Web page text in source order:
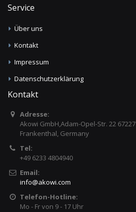
Service
Über uns
Kontakt
Impressum
Datenschutzerklärung
Kontakt
Adresse:
Akowi GmbH,Adam-Opel-Str. 22 67227
Frankenthal, Germany
Tel:
+49 6233 4804940
Email:
info@akowi.com
Telefon-Hotline:
Mo - Fr von 9 - 17 Uhr